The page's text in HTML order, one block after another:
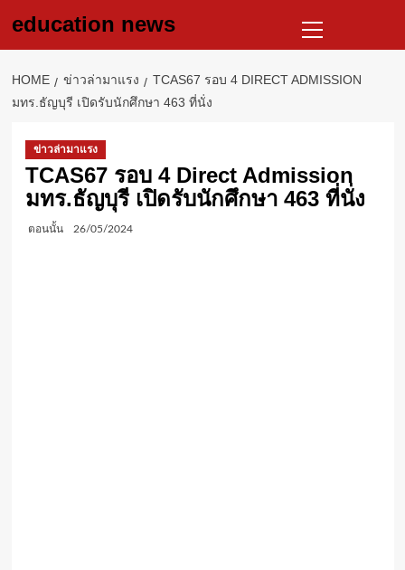
education news
Menu
HOME ข่าวล่ามาแรง
TCAS67 รอบ 4 DIRECT ADMISSION
มทร.ธัญบุรี เปิดรับนักศึกษา 463 ที่นั่ง
ข่าวล่ามาแรง
TCAS67 รอบ 4 Direct Admission
มทร.ธัญบุรี เปิดรับนักศึกษา 463 ที่นั่ง
ตอนนั้น 26/05/2024